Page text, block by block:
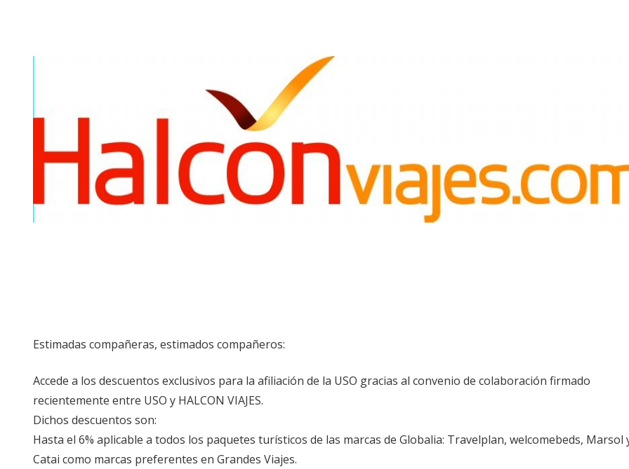
Estimadas compañeras, estimados compañeros:
Accede a los descuentos exclusivos para la afiliación de la USO gracias al convenio de colaboración firmado
recientemente entre USO y HALCON VIAJES.
Dichos descuentos son:
Hasta el 6% aplicable a todos los paquetes turísticos de las marcas de Globalia: Travelplan, welcomebeds, Marsol
Catai como marcas preferentes en Grandes Viajes.